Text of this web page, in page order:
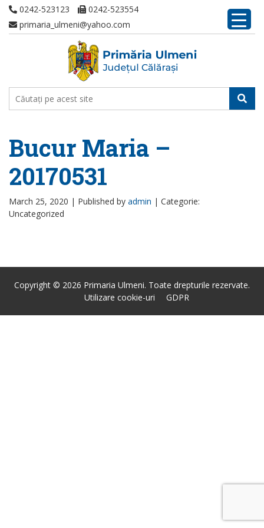
0242-523123
0242-523554
primaria_ulmeni@yahoo.com
Bucur Maria –
20170531
March 25, 2020 | Published by admin | Categorie:
Uncategorized
Copyright © 2026 Primaria Ulmeni. Toate drepturile rezervate.
Utilizare cookie-uri
GDPR